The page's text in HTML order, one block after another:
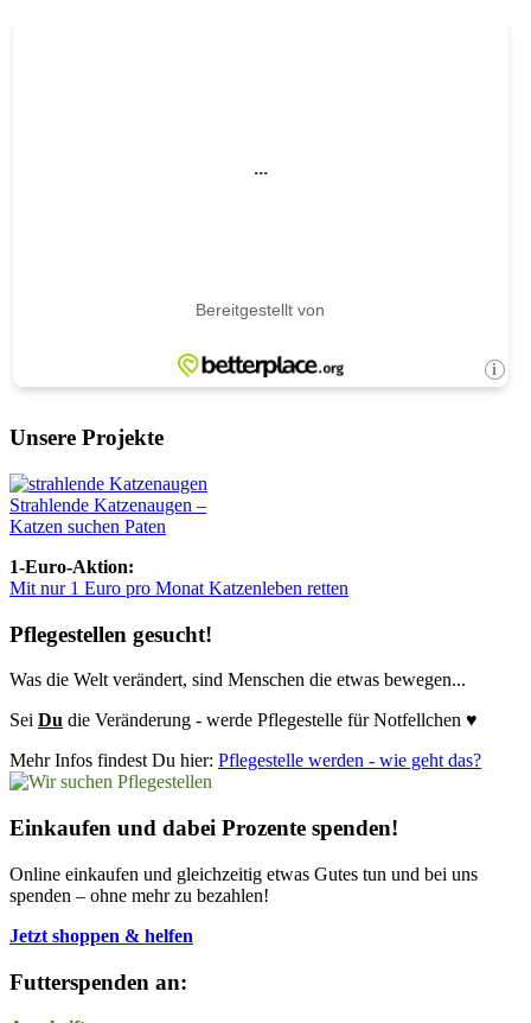
Unsere Projekte
Strahlende Katzenaugen –
Katzen suchen Paten
1-Euro-Aktion:
Mit nur 1 Euro pro Monat Katzenleben retten
Pflegestellen gesucht!
Was die Welt verändert, sind Menschen die etwas bewegen...
Sei Du die Veränderung - werde Pflegestelle für Notfellchen ♥
Mehr Infos findest Du hier: Pflegestelle werden - wie geht das?
Einkaufen und dabei Prozente spenden!
Online einkaufen und gleichzeitig etwas Gutes tun und bei uns
spenden – ohne mehr zu bezahlen!
Jetzt shoppen & helfen
Futterspenden an: